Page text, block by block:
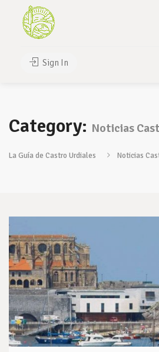
Sign In
Category: Noticias
La Guía de Castro Urdiales Noticias